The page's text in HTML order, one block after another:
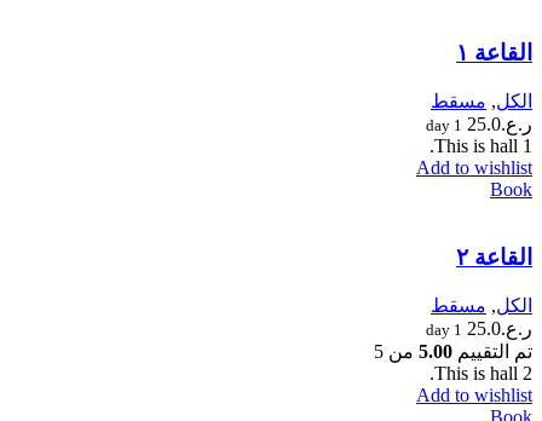
القاعة ١
الكل, مسقط
ر.ع.25.0
1 day
This is hall 1.
Add to wishlist
Book
القاعة ٢
الكل, مسقط
ر.ع.25.0
1 day
تم التقييم 5.00 من 5
This is hall 2.
Add to wishlist